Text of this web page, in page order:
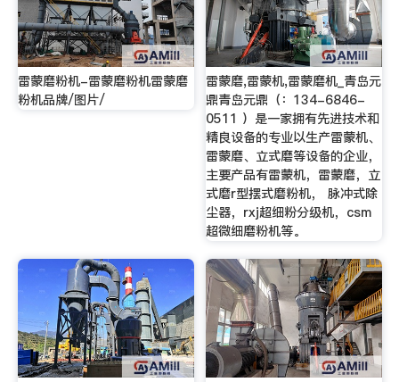
雷蒙磨粉机-雷蒙磨粉机雷蒙磨
粉机品牌/图片/
雷蒙磨,雷蒙机,雷蒙磨机_青岛元
鼎青岛元鼎（：134-6846-
0511 ）是一家拥有先进技术和
精良设备的专业以生产雷蒙机、
雷蒙磨、立式磨等设备的企业，
主要产品有雷蒙机，雷蒙磨，立
式磨r型摆式磨粉机， 脉冲式除
尘器，rxj超细粉分级机，csm
超微细磨粉机等。